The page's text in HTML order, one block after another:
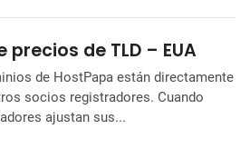
de TLD – EUA
de HostPapa están directamente
socios registradores. Cuando
ajustan sus...